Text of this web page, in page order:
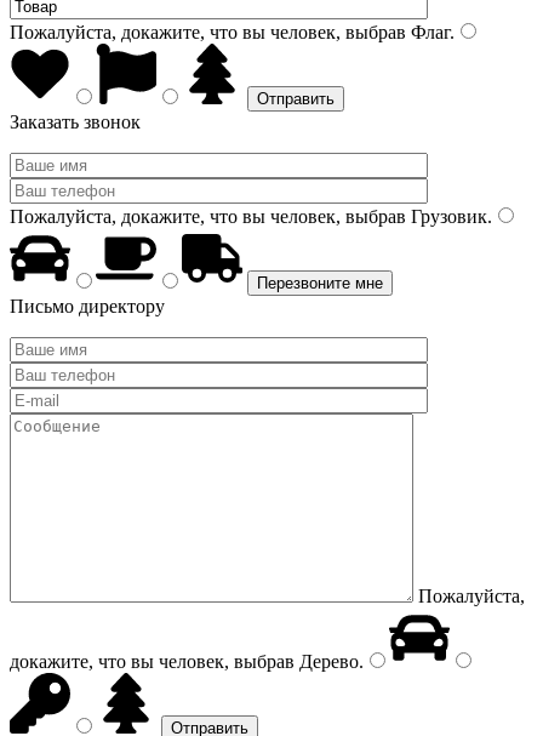
Пожалуйста, докажите, что вы человек, выбрав Флаг.
Заказать звонок
Пожалуйста, докажите, что вы человек, выбрав Грузовик.
Письмо директору
Пожалуйста,
докажите, что вы человек, выбрав Дерево.